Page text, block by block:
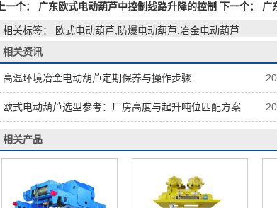
上一个： 广东欧式电动葫芦中控制线路升降的控制 下一个： 广
相关标签： 欧式电动葫芦,防爆电动葫芦,冶金电动葫芦
相关资讯
高温环境冶金电动葫芦定期保养与操作步骤
欧式电动葫芦选型参考：厂房高度与起升吨位匹配方案
相关产品